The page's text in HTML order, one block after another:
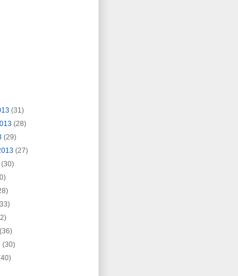
(31)
(28)
(29)
(27)
(30)
(36)
(30)